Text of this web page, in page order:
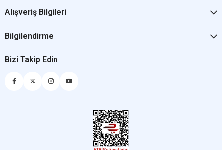
Alışveriş Bilgileri
Bilgilendirme
Bizi Takip Edin